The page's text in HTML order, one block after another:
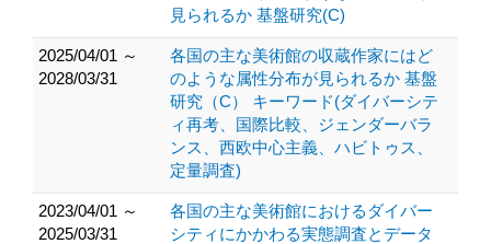
見られるか 基盤研究(C)
2025/04/01 ～
2028/03/31
各国の主な美術館の収蔵作家にはど
のような属性分布が見られるか 基盤
研究（C） キーワード(ダイバーシテ
ィ再考、国際比較、ジェンダーバラ
ンス、西欧中心主義、ハビトゥス、
定量調査)
2023/04/01 ～
2025/03/31
各国の主な美術館におけるダイバー
シティにかかわる実態調査とデータ